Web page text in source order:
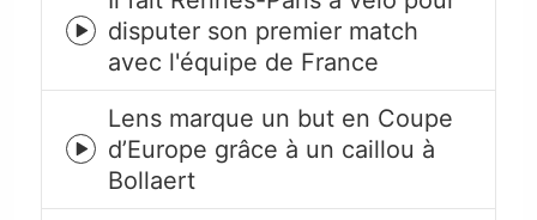
Episode
play
icon
disputer son premier match
avec l'équipe de France
Episode
play
icon
Lens marque un but en Coupe
d’Europe grâce à un caillou à
Bollaert